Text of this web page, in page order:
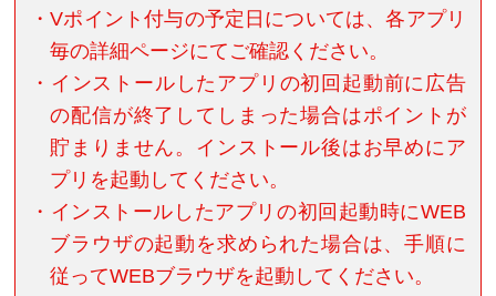
・Vポイント付与の予定日については、各アプリ
毎の詳細ページにてご確認ください。
・インストールしたアプリの初回起動前に広告
の配信が終了してしまった場合はポイントが
貯まりません。インストール後はお早めにア
プリを起動してください。
・インストールしたアプリの初回起動時にWEB
ブラウザの起動を求められた場合は、手順に
従ってWEBブラウザを起動してください。